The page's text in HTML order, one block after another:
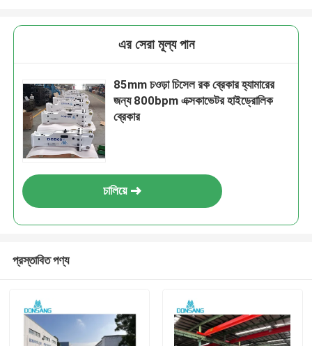
এর সেরা মূল্য পান
85mm চওড়া চিসেল রক ব্রেকার হ্যামারের
জন্য 800bpm এক্সকাভেটর হাইড্রোলিক
ব্রেকার
চালিয়ে
প্রস্তাবিত পণ্য